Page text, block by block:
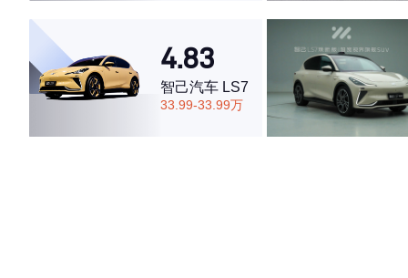
4.83
智己汽车 LS7
33.99-33.99万